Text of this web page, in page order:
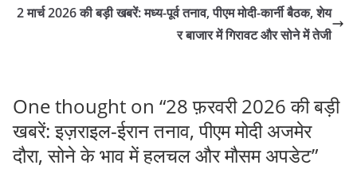
2 मार्च 2026 की बड़ी खबरें: मध्य-पूर्व तनाव, पीएम मोदी-कार्नी बैठक, शेय
र बाजार में गिरावट और सोने में तेजी
One thought on “28 फ़रवरी 2026 की बड़ी
खबरें: इज़राइल-ईरान तनाव, पीएम मोदी अजमेर
दौरा, सोने के भाव में हलचल और मौसम अपडेट”